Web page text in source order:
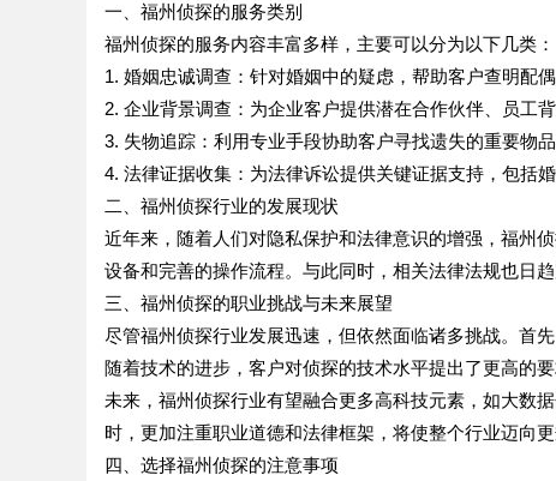
一、福州侦探的服务类别
福州侦探的服务内容丰富多样，主要可以分为以下几类：
1. 婚姻忠诚调查：针对婚姻中的疑虑，帮助客户查明配
2. 企业背景调查：为企业客户提供潜在合作伙伴、员工
3. 失物追踪：利用专业手段协助客户寻找遗失的重要物
4. 法律证据收集：为法律诉讼提供关键证据支持，包括
二、福州侦探行业的发展现状
近年来，随着人们对隐私保护和法律意识的增强，福州
设备和完善的操作流程。与此同时，相关法律法规也日
三、福州侦探的职业挑战与未来展望
尽管福州侦探行业发展迅速，但依然面临诸多挑战。首
随着技术的进步，客户对侦探的技术水平提出了更高的要
未来，福州侦探行业有望融合更多高科技元素，如大数
时，更加注重职业道德和法律框架，将使整个行业迈向更
四、选择福州侦探的注意事项